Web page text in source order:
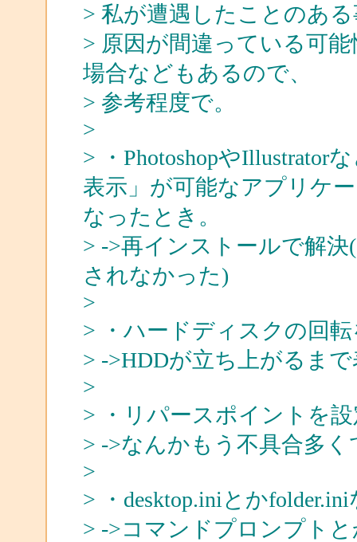
> 私が遭遇したことのあ
> 原因が間違っている可
場合などもあるので、
> 参考程度で。
>
> ・PhotoshopやIllustrator
表示」が可能なアプリケ
なったとき。
> ->再インストールで解
されなかった)
>
> ・ハードディスクの回
> ->HDDが立ち上がるま
>
> ・リパースポイントを
> ->なんかもう不具合多
>
> ・desktop.iniとか
> ->コマンドプロンプト